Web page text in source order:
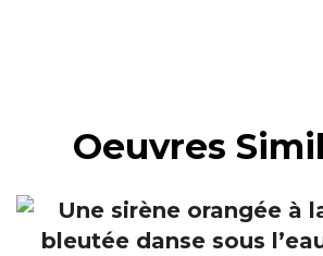
Oeuvres